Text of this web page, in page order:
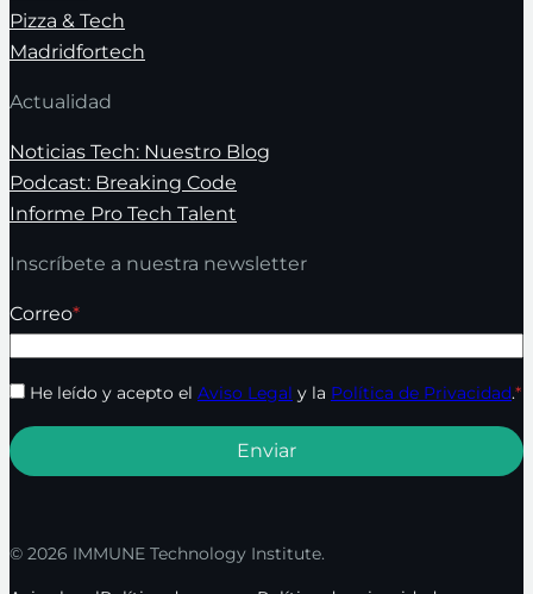
Pizza & Tech
Madridfortech
Actualidad
Noticias Tech: Nuestro Blog
Podcast: Breaking Code
Informe Pro Tech Talent
Inscríbete a nuestra newsletter
Correo*
He leído y acepto el Aviso Legal y la Política de Privacidad.*
© 2026 IMMUNE Technology Institute.